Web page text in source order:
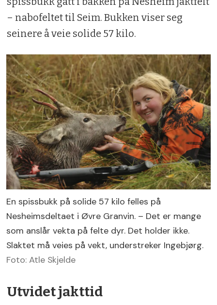
– nabofeltet til Seim. Bukken viser seg
seinere å veie solide 57 kilo.
En spissbukk på solide 57 kilo felles på
Nesheimsdeltaet i Øvre Granvin. – Det er mange
som anslår vekta på felte dyr. Det holder ikke.
Slaktet må veies på vekt, understreker Ingebjørg.
Foto: Atle Skjelde
Utvidet jakttid